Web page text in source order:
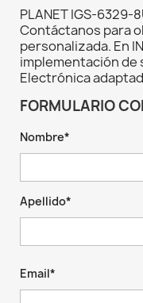
PLANET IGS-6329-
Contáctanos para
personalizada. En
implementación de
Electrónica
FORMULARIO
Nombre*
Apellido*
Email*